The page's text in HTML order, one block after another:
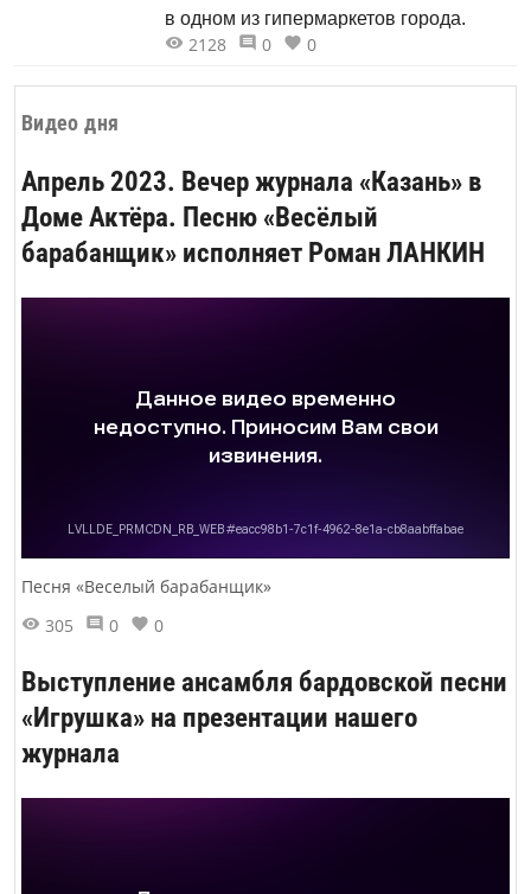
Видео дня
Апрель 2023. Вечер журнала «Казань» в
Доме Актёра. Песню «Весёлый
барабанщик» исполняет Роман ЛАНКИН
Песня «Веселый барабанщик»
305
0 0
Выступление ансамбля бардовской песни
«Игрушка» на презентации нашего
журнала
в одном из гипермаркетов города.
2128 0 0